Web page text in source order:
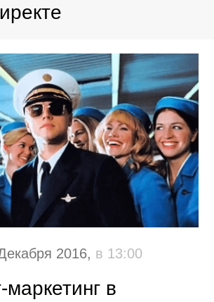
2016, в 13:00
маркетинг в